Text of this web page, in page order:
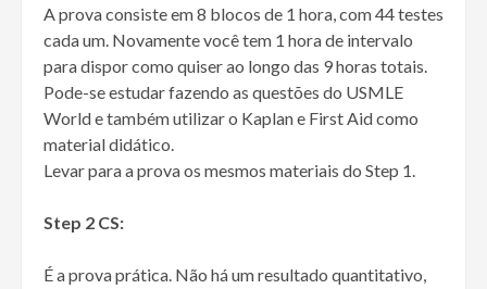
A prova consiste em 8 blocos de 1 hora, com 44 testes
cada um. Novamente você tem 1 hora de intervalo
para dispor como quiser ao longo das 9 horas totais.
Pode-se estudar fazendo as questões do USMLE
World e também utilizar o Kaplan e First Aid como
material didático.
Levar para a prova os mesmos materiais do Step 1.
Step 2 CS:
É a prova prática. Não há um resultado quantitativo,